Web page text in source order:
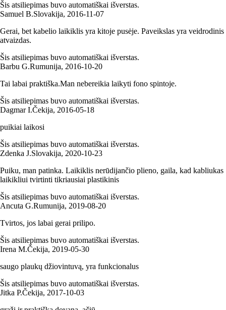
Šis atsiliepimas buvo automatiškai išverstas.
Samuel B.Slovakija, 2016‑11‑07
Gerai, bet kabelio laikiklis yra kitoje pusėje. Paveikslas yra veidrodinis
atvaizdas.
Šis atsiliepimas buvo automatiškai išverstas.
Barbu G.Rumunija, 2016‑10‑20
Tai labai praktiška.Man nebereikia laikyti fono spintoje.
Šis atsiliepimas buvo automatiškai išverstas.
Dagmar I.Čekija, 2016‑05‑18
puikiai laikosi
Šis atsiliepimas buvo automatiškai išverstas.
Zdenka J.Slovakija, 2020‑10‑23
Puiku, man patinka. Laikiklis nerūdijančio plieno, gaila, kad kabliukas
laikikliui tvirtinti tikriausiai plastikinis
Šis atsiliepimas buvo automatiškai išverstas.
Ancuta G.Rumunija, 2019‑08‑20
Tvirtos, jos labai gerai prilipo.
Šis atsiliepimas buvo automatiškai išverstas.
Irena M.Čekija, 2019‑05‑30
saugo plaukų džiovintuvą, yra funkcionalus
Šis atsiliepimas buvo automatiškai išverstas.
Jitka P.Čekija, 2017‑10‑03